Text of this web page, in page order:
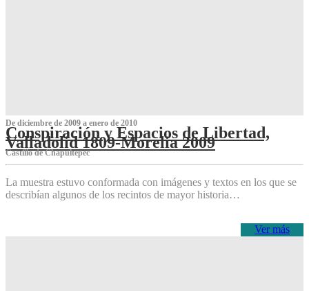
De diciembre de 2009 a enero de 2010
Conspiración y Espacios de Libertad,
Valladolid 1809-Morelia 2009
Castillo de Chapultepec
La muestra estuvo conformada con imágenes y textos en los que se
describían algunos de los recintos de mayor historia…
Ver más